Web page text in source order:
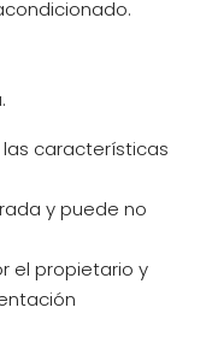
características
y puede no
el propietario y